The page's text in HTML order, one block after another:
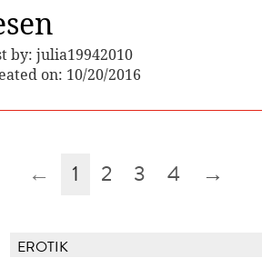
by: julia19942010
on: 10/20/2016
← 1 2 3 4 →
EROTIK